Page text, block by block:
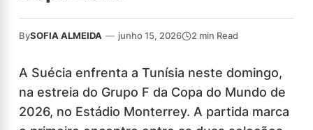
BySOFIA ALMEIDA — junho 15, 2026 2 min Read
A Suécia enfrenta a Tunísia neste domingo,
na estreia do Grupo F da Copa do Mundo de
2026, no Estádio Monterrey. A partida marca